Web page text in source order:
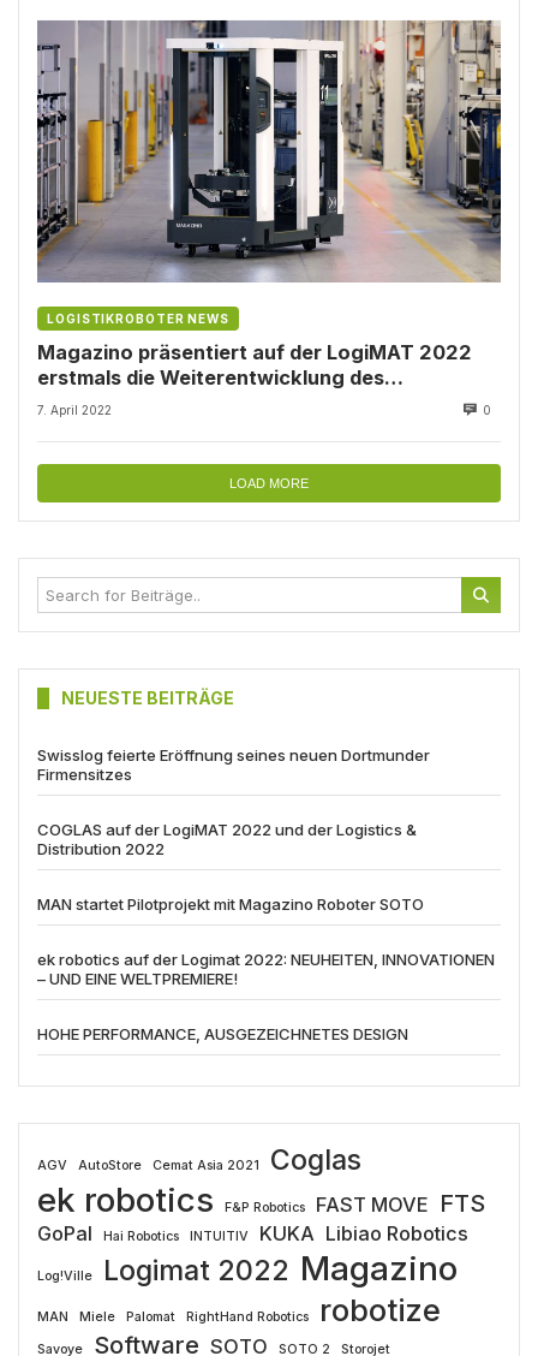
LOGISTIKROBOTER NEWS
Magazino präsentiert auf der LogiMAT 2022
erstmals die Weiterentwicklung des
Roboters SOTO
7. April 2022 0
LOAD MORE
NEUESTE BEITRÄGE
Swisslog feierte Eröffnung seines neuen Dortmunder
Firmensitzes
COGLAS auf der LogiMAT 2022 und der Logistics &
Distribution 2022
MAN startet Pilotprojekt mit Magazino Roboter SOTO
ek robotics auf der Logimat 2022: NEUHEITEN, INNOVATIONEN
– UND EINE WELTPREMIERE!
HOHE PERFORMANCE, AUSGEZEICHNETES DESIGN
AGV AutoStore Cemat Asia 2021 Coglas
ek robotics F&P Robotics FAST MOVE FTS
GoPal Hai Robotics INTUITIV KUKA Libiao Robotics
Log!Ville Logimat 2022 Magazino
MAN Miele Palomat RightHand Robotics robotize
Savoye Software SOTO SOTO 2 Storojet